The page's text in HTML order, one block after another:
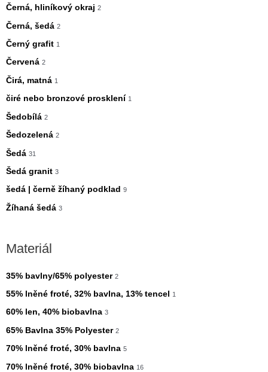
Černá, hliníkový okraj 2
Černá, šedá 2
Černý grafit 1
Červená 2
Čirá, matná 1
čiré nebo bronzové prosklení 1
Šedobílá 2
Šedozelená 2
Šedá 31
Šedá granit 3
šedá | černě žíhaný podklad 9
Žíhaná šedá 3
Materiál
35% bavlny/65% polyester 2
55% lněné froté, 32% bavlna, 13% tencel 1
60% len, 40% biobavlna 3
65% Bavlna 35% Polyester 2
70% lněné froté, 30% bavlna 5
70% lněné froté, 30% biobavlna 16